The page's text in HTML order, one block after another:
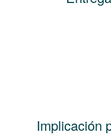
Implicación